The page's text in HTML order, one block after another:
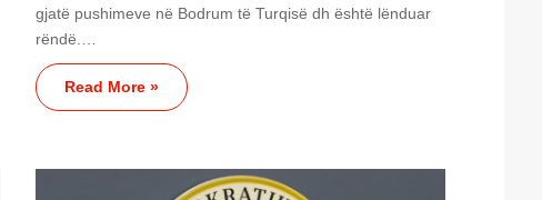
gjatë pushimeve në Bodrum të Turqisë dh është lënduar
rëndë.…
Read More »